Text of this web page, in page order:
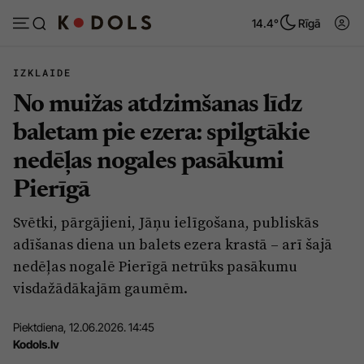
14.4° Rīgā
Abonēt Pieslēgties
Ziņas
Politika
Pašvaldības
Izglītība
Veselība
Ģimene
Vide
Tēmas
Dzīve un ticība
Ekonomika
IZKLAIDE
No muižas atdzimšanas līdz
baletam pie ezera: spilgtākie
nedēļas nogales pasākumi
Pierīgā
Svētki, pārgājieni, Jāņu ielīgošana, publiskās
adīšanas diena un balets ezera krastā – arī šajā
nedēļas nogalē Pierīgā netrūks pasākumu
visdažādākajām gaumēm.
Piektdiena, 12.06.2026. 14:45
Kodols.lv